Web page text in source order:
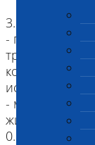
3. Объем
- помет:
троекратно, с
контейнер,
- мазок со
жидкости в
0.5 мл.